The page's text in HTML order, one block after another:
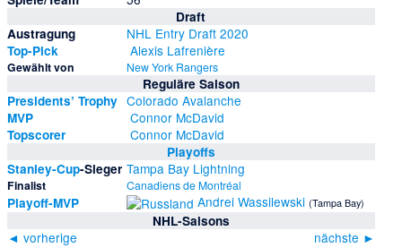
Draft
Austragung
NHL Entry Draft 2020
Top-Pick Alexis Lafrenière
Gewählt von New York Rangers
Reguläre Saison
Presidents’ Trophy Colorado Avalanche
MVP Connor McDavid
Topscorer Connor McDavid
Playoffs
Stanley-Cup-Sieger Tampa Bay Lightning
Finalist Canadiens de Montréal
Playoff-MVP Andrei Wassilewski (Tampa Bay)
NHL-Saisons
◄ vorherige nächste ►